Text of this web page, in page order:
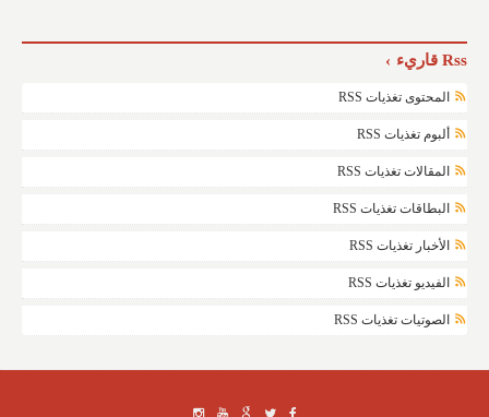
Rss قاريء
المحتوى تغذيات RSS
ألبوم تغذيات RSS
المقالات تغذيات RSS
البطاقات تغذيات RSS
الأخبار تغذيات RSS
الفيديو تغذيات RSS
الصوتيات تغذيات RSS